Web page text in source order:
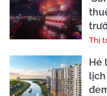
Thị
Hé
lịch